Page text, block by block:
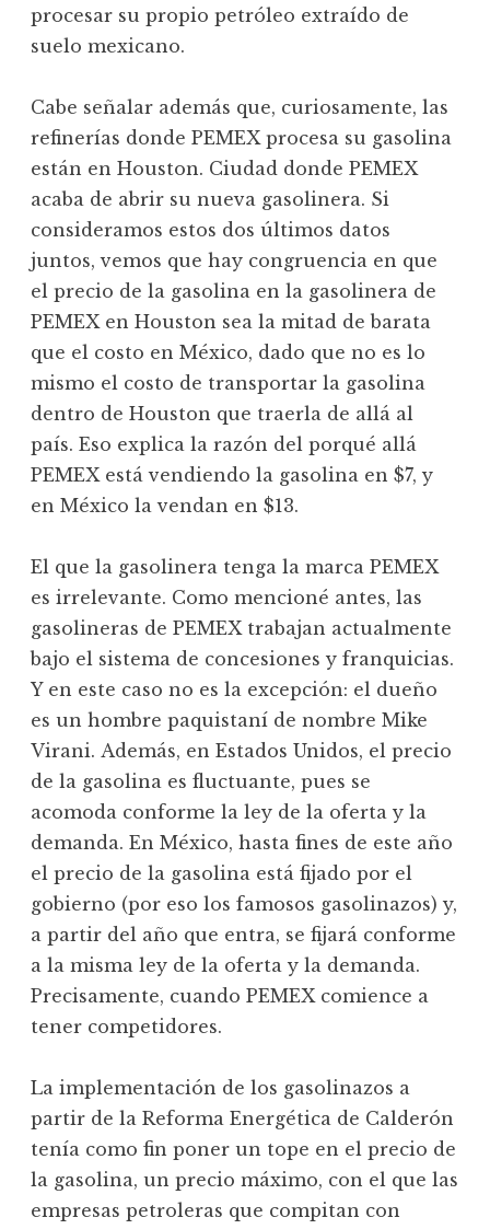
procesar su propio petróleo extraído de
suelo mexicano.
Cabe señalar además que, curiosamente, las
refinerías donde PEMEX procesa su gasolina
están en Houston. Ciudad donde PEMEX
acaba de abrir su nueva gasolinera. Si
consideramos estos dos últimos datos
juntos, vemos que hay congruencia en que
el precio de la gasolina en la gasolinera de
PEMEX en Houston sea la mitad de barata
que el costo en México, dado que no es lo
mismo el costo de transportar la gasolina
dentro de Houston que traerla de allá al
país. Eso explica la razón del porqué allá
PEMEX está vendiendo la gasolina en $7, y
en México la vendan en $13.
El que la gasolinera tenga la marca PEMEX
es irrelevante. Como mencioné antes, las
gasolineras de PEMEX trabajan actualmente
bajo el sistema de concesiones y franquicias.
Y en este caso no es la excepción: el dueño
es un hombre paquistaní de nombre Mike
Virani. Además, en Estados Unidos, el precio
de la gasolina es fluctuante, pues se
acomoda conforme la ley de la oferta y la
demanda. En México, hasta fines de este año
el precio de la gasolina está fijado por el
gobierno (por eso los famosos gasolinazos) y,
a partir del año que entra, se fijará conforme
a la misma ley de la oferta y la demanda.
Precisamente, cuando PEMEX comience a
tener competidores.
La implementación de los gasolinazos a
partir de la Reforma Energética de Calderón
tenía como fin poner un tope en el precio de
la gasolina, un precio máximo, con el que las
empresas petroleras que compitan con